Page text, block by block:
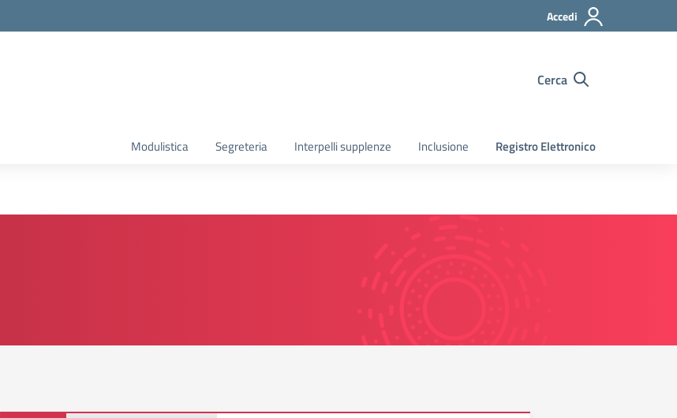
Accedi
Cerca
Modulistica Segreteria Interpelli supplenze Inclusione Registro Elettronico